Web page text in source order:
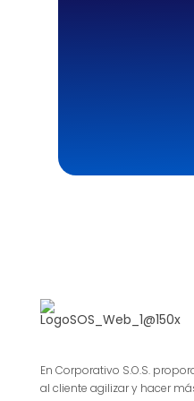
En Corporativo S.O.S.
al cliente agilizar y hacer